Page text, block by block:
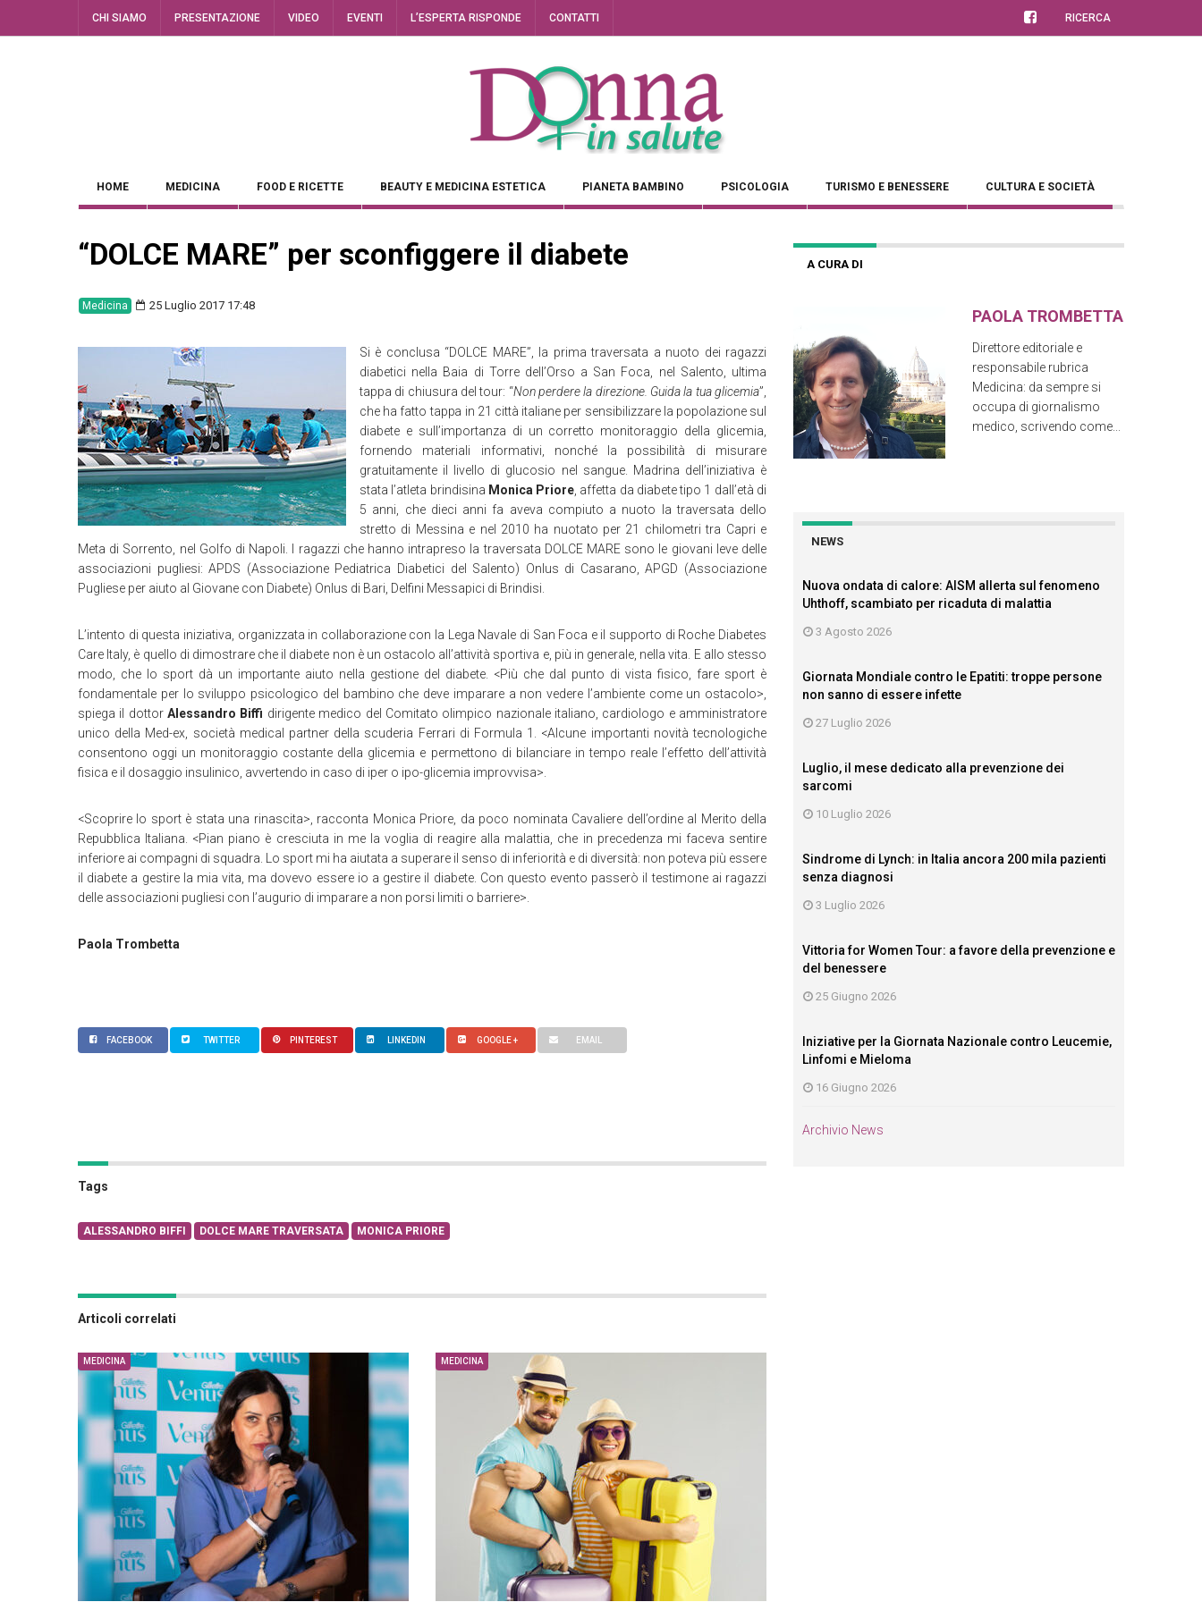
CHI SIAMO PRESENTAZIONE VIDEO EVENTI L’ESPERTA RISPONDE CONTATTI RICERCA
HOME MEDICINA FOOD E RICETTE BEAUTY E MEDICINA ESTETICA PIANETA BAMBINO PSICOLOGIA TURISMO E BENESSERE CULTURA E SOCIETÀ
“DOLCE MARE” per sconfiggere il diabete
Medicina 25 Luglio 2017 17:48
Si è conclusa “DOLCE MARE”, la prima traversata a nuoto dei ragazzi
diabetici nella Baia di Torre dell’Orso a San Foca, nel Salento, ultima
tappa di chiusura del tour: “Non perdere la direzione. Guida la tua glicemia”,
che ha fatto tappa in 21 città italiane per sensibilizzare la popolazione sul
diabete e sull’importanza di un corretto monitoraggio della glicemia,
fornendo materiali informativi, nonché la possibilità di misurare
gratuitamente il livello di glucosio nel sangue. Madrina dell’iniziativa è
stata l’atleta brindisina Monica Priore , affetta da diabete tipo 1 dall’età di
5 anni, che dieci anni fa aveva compiuto a nuoto la traversata dello
stretto di Messina e nel 2010 ha nuotato per 21 chilometri tra Capri e
Meta di Sorrento, nel Golfo di Napoli. I ragazzi che hanno intrapreso la traversata DOLCE MARE sono le giovani leve delle
associazioni pugliesi: APDS (Associazione Pediatrica Diabetici del Salento) Onlus di Casarano, APGD (Associazione
Pugliese per aiuto al Giovane con Diabete) Onlus di Bari, Delfini Messapici di Brindisi.
L’intento di questa iniziativa, organizzata in collaborazione con la Lega Navale di San Foca e il supporto di Roche Diabetes
Care Italy, è quello di dimostrare che il diabete non è un ostacolo all’attività sportiva e, più in generale, nella vita. E allo stesso
modo, che lo sport dà un importante aiuto nella gestione del diabete. <Più che dal punto di vista fisico, fare sport è
fondamentale per lo sviluppo psicologico del bambino che deve imparare a non vedere l’ambiente come un ostacolo>,
spiega il dottorAlessandro Biffi dirigente medico del Comitato olimpico nazionale italiano, cardiologo e amministratore
unico della Med-ex, società medical partner della scuderia Ferrari di Formula 1. <Alcune importanti novità tecnologiche
consentono oggi un monitoraggio costante della glicemia e permettono di bilanciare in tempo reale l’effetto dell’attività
fisica e il dosaggio insulinico, avvertendo in caso di iper o ipo-glicemia improvvisa>.
<Scoprire lo sport è stata una rinascita>, racconta Monica Priore, da poco nominata Cavaliere dell’ordine al Merito della
Repubblica Italiana. <Pian piano è cresciuta in me la voglia di reagire alla malattia, che in precedenza mi faceva sentire
inferiore ai compagni di squadra. Lo sport mi ha aiutata a superare il senso di inferiorità e di diversità: non poteva più essere
il diabete a gestire la mia vita, ma dovevo essere io a gestire il diabete. Con questo evento passerò il testimone ai ragazzi
delle associazioni pugliesi con l’augurio di imparare a non porsi limiti o barriere>.
Paola Trombetta
FACEBOOK TWITTER PINTEREST LINKEDIN GOOGLE + EMAIL
Tags
ALESSANDRO BIFFI DOLCE MARE TRAVERSATA MONICA PRIORE
Articoli correlati
MEDICINA MEDICINA
A CURA DI
PAOLA TROMBETTA
Direttore editoriale e
responsabile rubrica
Medicina: da sempre si
occupa di giornalismo
medico, scrivendo come...
NEWS
Nuova ondata di calore: AISM allerta sul fenomeno
Uhthoff, scambiato per ricaduta di malattia
3 Agosto 2026
Giornata Mondiale contro le Epatiti: troppe persone
non sanno di essere infette
27 Luglio 2026
Luglio, il mese dedicato alla prevenzione dei
sarcomi
10 Luglio 2026
Sindrome di Lynch: in Italia ancora 200 mila pazienti
senza diagnosi
3 Luglio 2026
Vittoria for Women Tour: a favore della prevenzione e
del benessere
25 Giugno 2026
Iniziative per la Giornata Nazionale contro Leucemie,
Linfomi e Mieloma
16 Giugno 2026
Archivio News